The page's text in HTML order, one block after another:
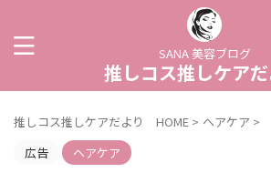
SANA 美容ブログ
推しコス推しケア
推しコス推しケアだより HOME > ヘアケア >
広告
ヘアケア